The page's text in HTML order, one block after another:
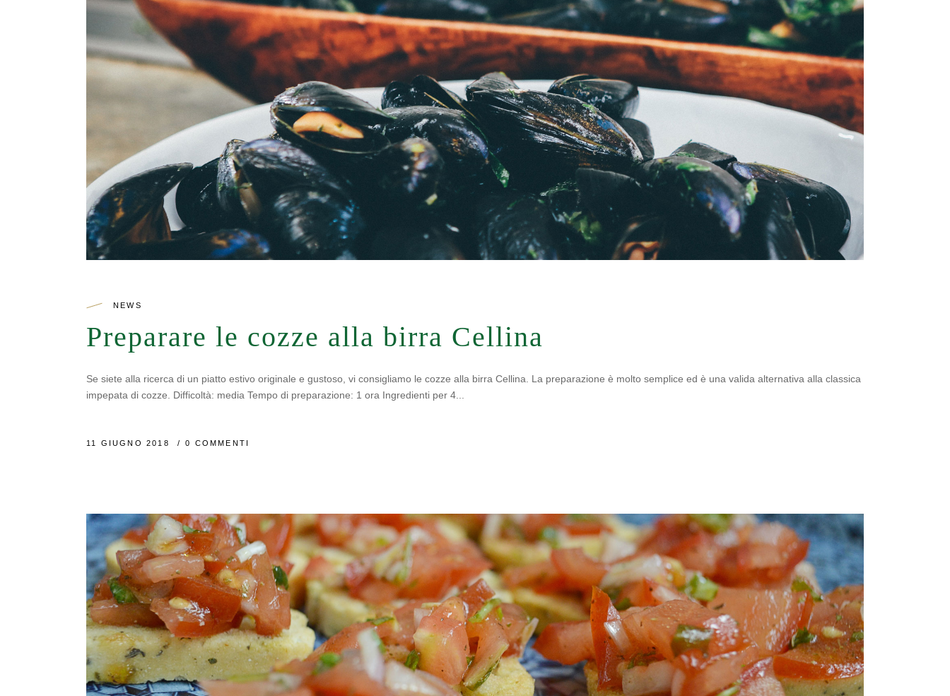
NEWS
Preparare le cozze alla birra Cellina
Se siete alla ricerca di un piatto estivo originale e gustoso, vi consigliamo le cozze alla birra Cellina. La preparazione è molto semplice ed è una valida alternativa alla classica
impepata di cozze. Difficoltà: media Tempo di preparazione: 1 ora Ingredienti per 4
11 GIUGNO 2018 0 COMMENTI